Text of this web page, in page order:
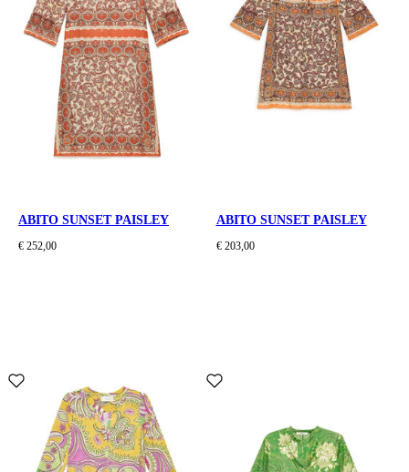
ABITO SUNSET PAISLEY
€ 252,00
ABITO SUNSET PAISLEY
€ 203,00